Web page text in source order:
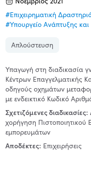
#Επιχειρηματική
#Υπουργείο Ανάπτυξης
Απλούστευση
Υπαγωγή στη διαδικασία
Κέντρων Επαγγελματικής
οδηγούς οχημάτων
με ενδεικτικό Κωδικό
Σχετιζόμενες διαδικασίες:
χορήγηση Πιστοποιητικού
εμπορευμάτων
Αποδέκτες: Επιχειρήσεις